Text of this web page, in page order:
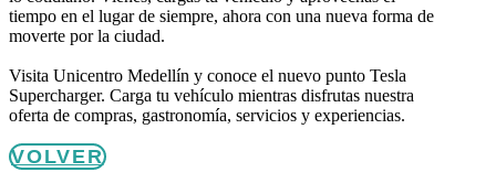
tiempo en el lugar de siempre, ahora con una nueva forma de
moverte por la ciudad.
Visita Unicentro Medellín y conoce el nuevo punto Tesla
Supercharger. Carga tu vehículo mientras disfrutas nuestra
oferta de compras, gastronomía, servicios y experiencias.
VOLVER